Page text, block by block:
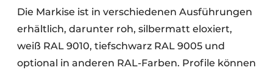
Die Markise ist in verschiedenen Ausführungen
erhältlich, darunter roh, silbermatt eloxiert,
weiß RAL 9010, tiefschwarz RAL 9005 und
optional in anderen RAL-Farben. Profile können